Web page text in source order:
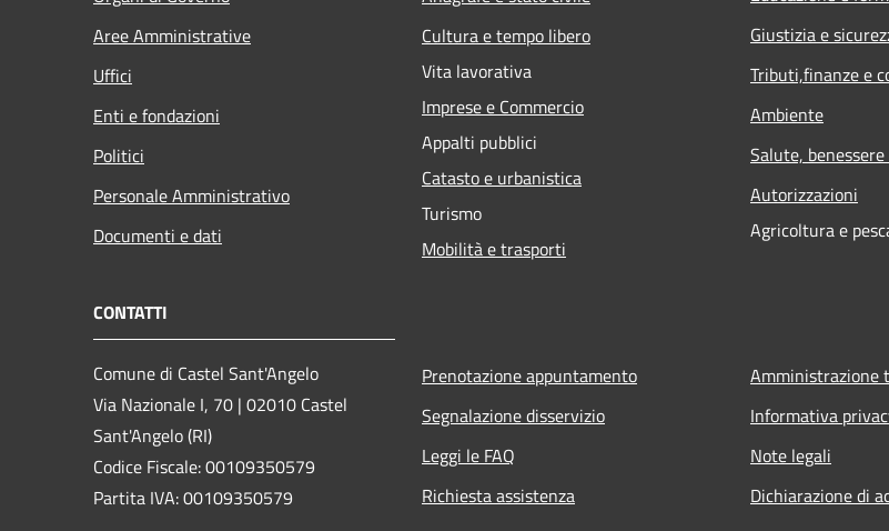
Aree Amministrative
Uffici
Enti e fondazioni
Politici
Personale Amministrativo
Documenti e dati
Cultura e tempo libero
Vita lavorativa
Imprese e Commercio
Appalti pubblici
Catasto e urbanistica
Turismo
Mobilità e trasporti
Giustizia e
Tributi,finanze e
Ambiente
Salute,
Autorizzazioni
Agricoltura e
CONTATTI
Comune di Castel Sant'Angelo
Via Nazionale I, 70 | 02010 Castel
Sant'Angelo (RI)
Codice Fiscale: 00109350579
Partita IVA: 00109350579
Prenotazione appuntamento
Segnalazione disservizio
Leggi le FAQ
Richiesta assistenza
Amministrazione
Informativa
Note legali
Dichiarazione di